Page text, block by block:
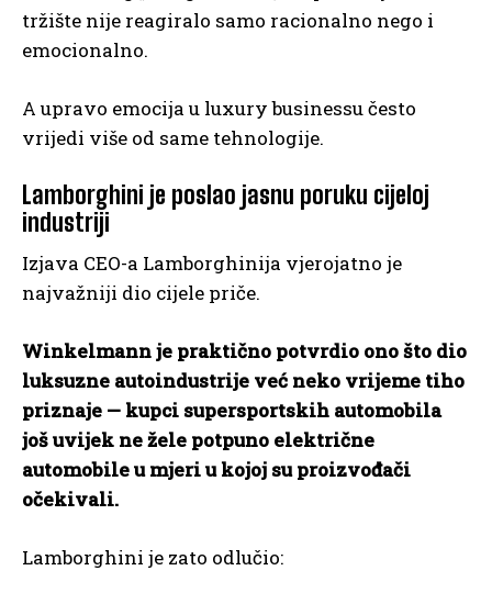
tržište nije reagiralo samo racionalno nego i
emocionalno.
A upravo emocija u luxury businessu često
vrijedi više od same tehnologije.
Lamborghini je poslao jasnu poruku cijeloj
industriji
Izjava CEO-a Lamborghinija vjerojatno je
najvažniji dio cijele priče.
Winkelmann je praktično potvrdio ono što dio
luksuzne autoindustrije već neko vrijeme tiho
priznaje — kupci supersportskih automobila
još uvijek ne žele potpuno električne
automobile u mjeri u kojoj su proizvođači
očekivali.
Lamborghini je zato odlučio: